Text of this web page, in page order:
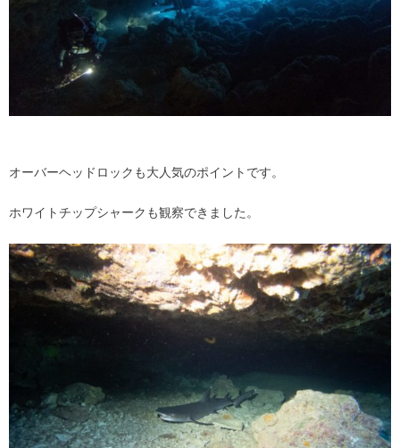
オーバーヘッドロックも大人気のポイントです。
ホワイトチップシャークも観察できました。